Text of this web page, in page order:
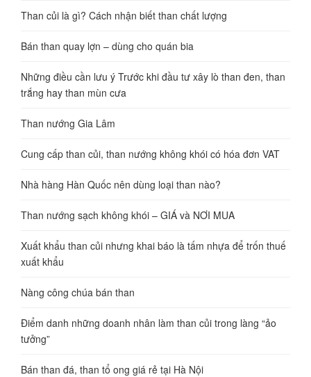
Than củi là gì? Cách nhận biết than chất lượng
Bán than quay lợn – dùng cho quán bia
Những điều cần lưu ý Trước khi đầu tư xây lò than đen, than
trắng hay than mùn cưa
Than nướng Gia Lâm
Cung cấp than củi, than nướng không khói có hóa đơn VAT
Nhà hàng Hàn Quốc nên dùng loại than nào?
Than nướng sạch không khói – GIÁ và NƠI MUA
Xuất khẩu than củi nhưng khai báo là tấm nhựa để trốn thuế
xuất khẩu
Nàng công chúa bán than
Điểm danh những doanh nhân làm than củi trong làng “ảo
tưởng”
Bán than đá, than tổ ong giá rẻ tại Hà Nội